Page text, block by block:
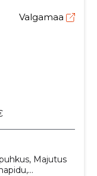
Valgamaa
Majutus